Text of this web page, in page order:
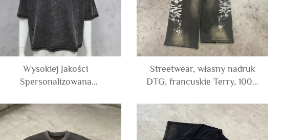
Wysokiej Jakości
Spersonalizowana
Koszulka dla Mężczyzn 100%
Bawełna Acid Wash
Strukturalna Koszulka Boxy
Streetwear, własny nadruk
DTG, francuskie Terry, 100%
szerokonogawe, wysunięte
kolory, z kwasowym
wywołaniem, jogger spodnie